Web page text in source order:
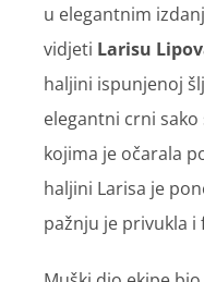
u elegantnim
vidjeti Larisu
haljini ispunjenoj
elegantni crni
kojima je očarala
haljini Larisa je
pažnju je privukla i